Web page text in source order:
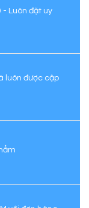
Luôn đặt uy
luôn được cập